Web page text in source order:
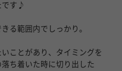
です♪
る範囲内でしっかり。
ことがあり、タイミングを
ち着いた時に切り出した